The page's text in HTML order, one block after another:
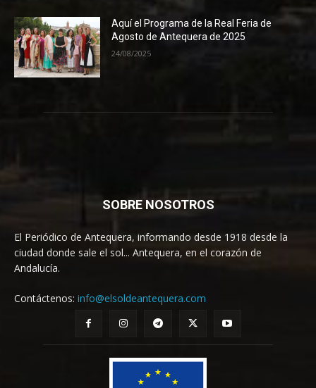
Aquí el Programa de la Real Feria de
Agosto de Antequera de 2025
24/08/2025
SOBRE NOSOTROS
El Periódico de Antequera, informando desde 1918 desde la
ciudad donde sale el sol... Antequera, en el corazón de
Andalucía.
Contáctenos: info@elsoldeantequera.com